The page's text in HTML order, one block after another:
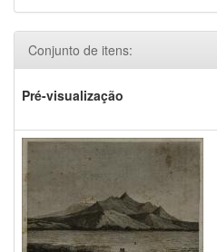
Conjunto de itens:
Pré-visualização